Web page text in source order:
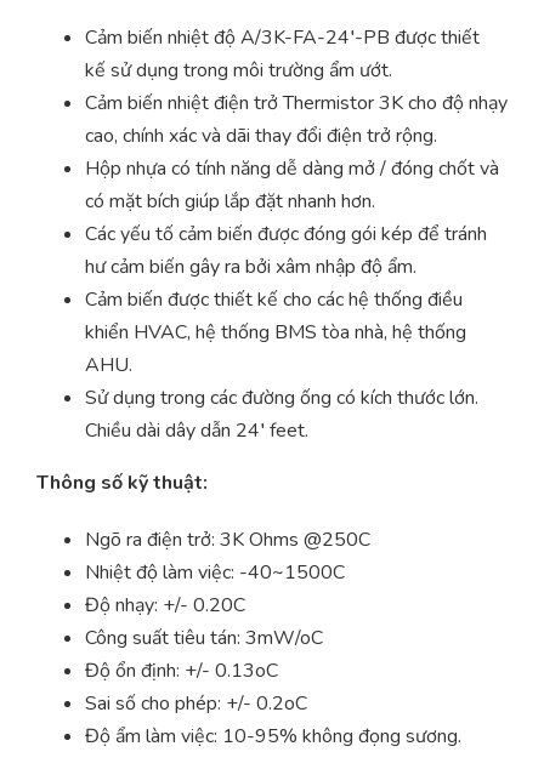
Cảm biến nhiệt độ A/3K-FA-24′-PB được thiết
kế sử dụng trong môi trường ẩm ướt.
Cảm biến nhiệt điện trở Thermistor 3K cho độ nhạy
cao, chính xác và dãi thay đổi điện trở rộng.
Hộp nhựa có tính năng dễ dàng mở / đóng chốt và
có mặt bích giúp lắp đặt nhanh hơn.
Các yếu tố cảm biến được đóng gói kép để tránh
hư cảm biến gây ra bởi xâm nhập độ ẩm.
Cảm biến được thiết kế cho các hệ thống điều
khiển HVAC, hệ thống BMS tòa nhà, hệ thống
AHU.
Sử dụng trong các đường ống có kích thước lớn.
Chiều dài dây dẫn 24′ feet.
Thông số kỹ thuật:
Ngõ ra điện trở: 3K Ohms @250C
Nhiệt độ làm việc: -40~1500C
Độ nhạy: +/- 0.20C
Công suất tiêu tán: 3mW/oC
Độ ổn định: +/- 0.13oC
Sai số cho phép: +/- 0.2oC
Độ ẩm làm việc: 10-95% không đọng sương.